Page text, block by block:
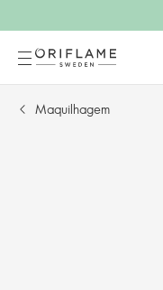
Maquilhagem